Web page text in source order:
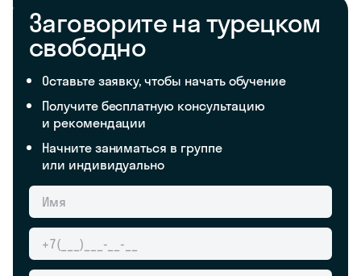
Заговорите на турецком
свободно
Оставьте заявку, чтобы начать обучение
Получите бесплатную консультацию
и рекомендации
Начните заниматься в группе
или индивидуально